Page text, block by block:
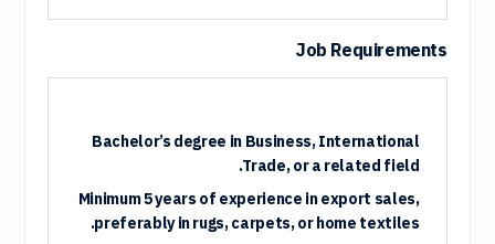
Job Requirements
Bachelor’s degree in Business, International
Trade, or a related field.
Minimum 5 years of experience in export sales,
preferably in rugs, carpets, or home textiles.